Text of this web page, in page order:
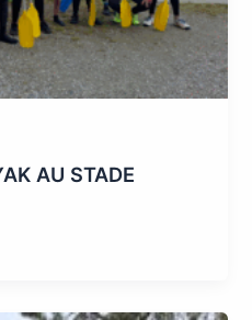
AU STADE